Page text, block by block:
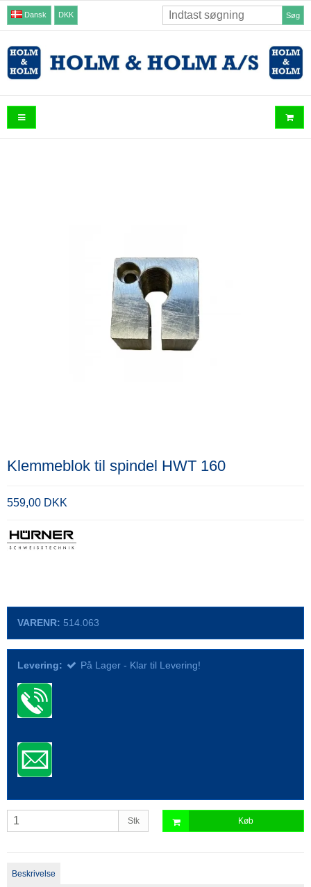
Dansk DKK Søg
Klemmeblok til spindel HWT 160
559,00 DKK
VARENR: 514.063
Levering: På Lager - Klar til Levering!
Stk Køb
Beskrivelse